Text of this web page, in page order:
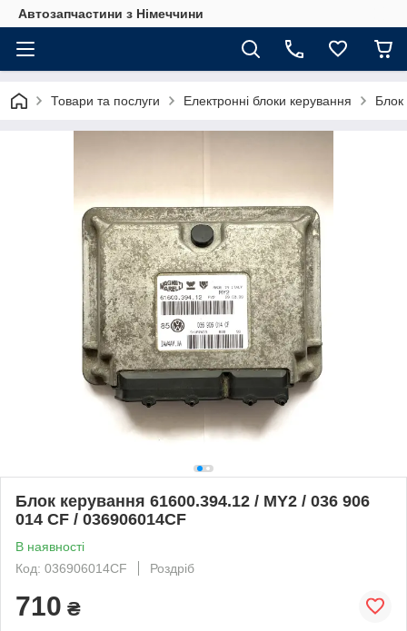
Автозапчастини з Німеччини
Товари та послуги Електронні блоки керування
Блок керування 61600.394.12 / MY2 / 036 906
014 CF / 036906014CF
В наявності
Код: 036906014CF
Роздріб
710 ₴